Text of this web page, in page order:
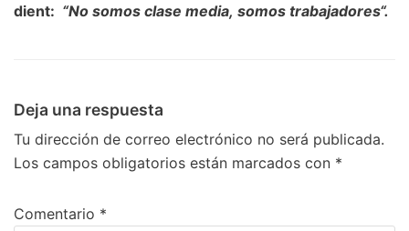
dient: “No somos clase media, somos trabajadores“.
Deja una respuesta
Tu dirección de correo electrónico no será publicada.
Los campos obligatorios están marcados con *
Comentario *